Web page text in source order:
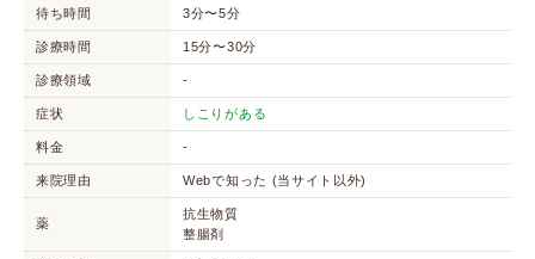
待ち時間 3分〜5分
診療時間 15分〜30分
診療領域 -
症状 しこりがある
料金 -
来院理由 Webで知った (当サイト以外)
薬
抗生物質
整腸剤